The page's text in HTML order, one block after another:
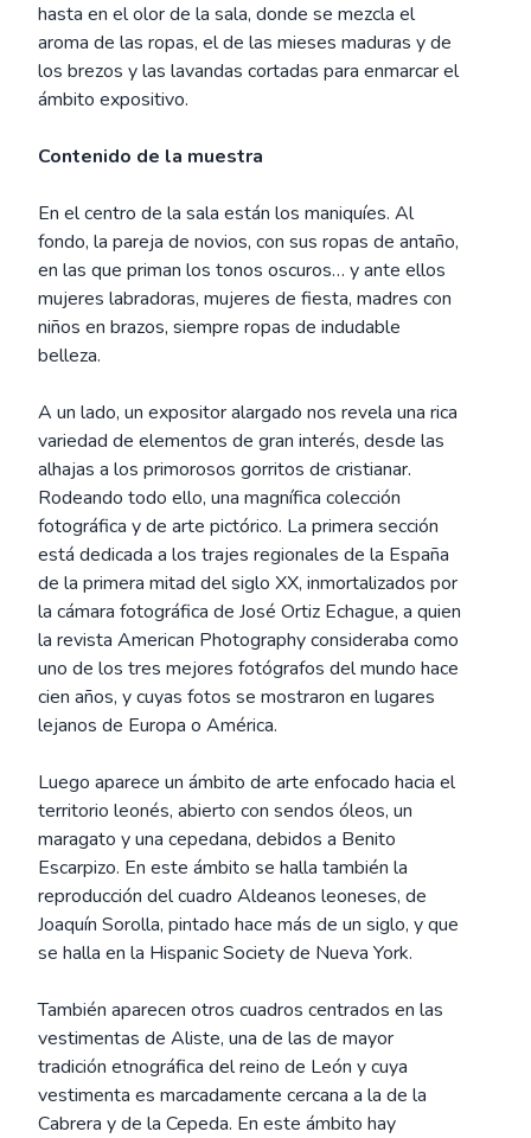
hasta en el olor de la sala, donde se mezcla el
aroma de las ropas, el de las mieses maduras y de
los brezos y las lavandas cortadas para enmarcar el
ámbito expositivo.
Contenido de la muestra
En el centro de la sala están los maniquíes. Al
fondo, la pareja de novios, con sus ropas de antaño,
en las que priman los tonos oscuros… y ante ellos
mujeres labradoras, mujeres de fiesta, madres con
niños en brazos, siempre ropas de indudable
belleza.
A un lado, un expositor alargado nos revela una rica
variedad de elementos de gran interés, desde las
alhajas a los primorosos gorritos de cristianar.
Rodeando todo ello, una magnífica colección
fotográfica y de arte pictórico. La primera sección
está dedicada a los trajes regionales de la España
de la primera mitad del siglo XX, inmortalizados por
la cámara fotográfica de José Ortiz Echague, a quien
la revista American Photography consideraba como
uno de los tres mejores fotógrafos del mundo hace
cien años, y cuyas fotos se mostraron en lugares
lejanos de Europa o América.
Luego aparece un ámbito de arte enfocado hacia el
territorio leonés, abierto con sendos óleos, un
maragato y una cepedana, debidos a Benito
Escarpizo. En este ámbito se halla también la
reproducción del cuadro Aldeanos leoneses, de
Joaquín Sorolla, pintado hace más de un siglo, y que
se halla en la Hispanic Society de Nueva York.
También aparecen otros cuadros centrados en las
vestimentas de Aliste, una de las de mayor
tradición etnográfica del reino de León y cuya
vestimenta es marcadamente cercana a la de la
Cabrera y de la Cepeda. En este ámbito hay